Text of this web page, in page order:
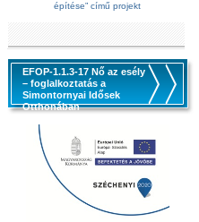
építése” című projekt
EFOP-1.1.3-17 Nő az esély
– foglalkoztatás a
Simontornyai Idősek
Otthonában